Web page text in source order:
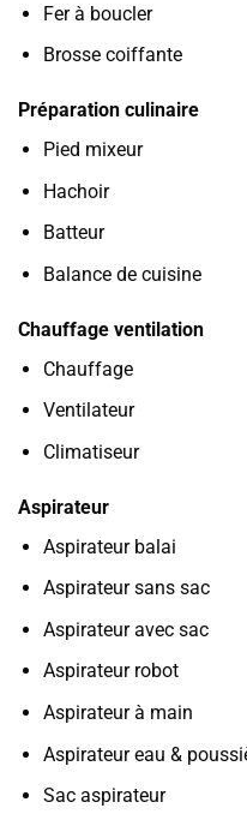
Fer à boucler
Brosse coiffante
Préparation culinaire
Pied mixeur
Hachoir
Batteur
Balance de cuisine
Chauffage ventilation
Chauffage
Ventilateur
Climatiseur
Aspirateur
Aspirateur balai
Aspirateur sans sac
Aspirateur avec sac
Aspirateur robot
Aspirateur à main
Aspirateur eau &
Sac aspirateur